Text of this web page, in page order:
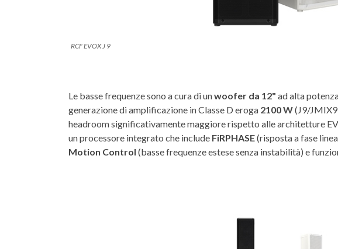
RCF EVOX J 9
Le basse frequenze sono a cura di unwoofer da 12" ad alta
generazione di amplificazione in Classe D eroga 2100 W(J9/
headroom significativamente maggiore rispetto alle architetture
un processore integrato che include FiRPHASE(risposta a fase
Motion Control (basse frequenze estese senza instabilità) e